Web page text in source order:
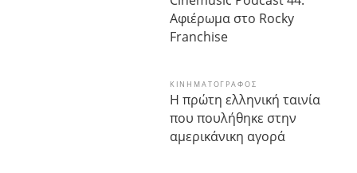
Αφιέρωμα στο Rocky
Franchise
ΚΙΝΗΜΑΤΟΓΡΆΦΟΣ
Η πρώτη ελληνική ταινία
που πουλήθηκε στην
αμερικάνικη αγορά